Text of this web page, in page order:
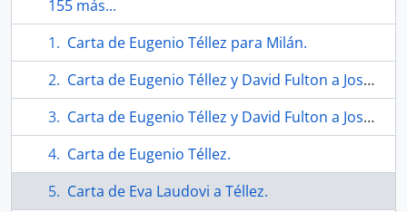
155 más...
Carta de Eugenio Téllez para Milán.
Carta de Eugenio Téllez y David Fulton a Joseph Green
Carta de Eugenio Téllez y David Fulton a Joseph Green
Carta de Eugenio Téllez.
Carta de Eva Laudovi a Téllez.